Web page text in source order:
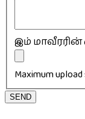
இம்
Maximum upload
SEND